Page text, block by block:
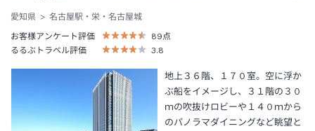
愛知県
名古屋駅・栄・名古屋城
お客様アンケート評価
89 点
るるぶトラベル評価
3.8
地上３６階、１７０室。空に浮か
ぶ船をイメージし、３１階の３０
ｍの吹抜けロビーや１４０ｍから
のパノラマダイニングなど眺望と